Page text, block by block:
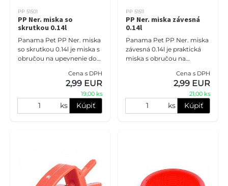
PP 51501
PP Ner. miska so
skrutkou 0.14l
Panama Pet PP Ner. miska
so skrutkou 0.14l je miska s
obručou na upevnenie do
hlodavcov. Je vyrobená z
materiálu označovaného
Cena s DPH
2,99 EUR
19,00 ks
ks Kúpiť
PP 51511
PP Ner. miska závesná
0.14l
Panama Pet PP Ner. miska
závesná 0.14l je praktická
miska s obručou na
vašich hlodavcov. Je
vyrobená z odolného
Cena s DPH
2,99 EUR
21,00 ks
ks Kúpiť